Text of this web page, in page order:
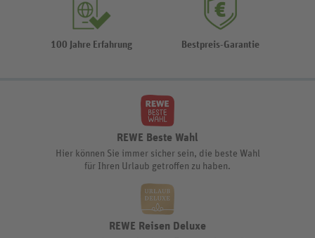
100 Jahre Erfahrung Bestpreis-Garantie
REWE Beste Wahl
Hier können Sie immer sicher sein, die beste Wahl
für Ihren Urlaub getroffen zu haben.
REWE Reisen Deluxe